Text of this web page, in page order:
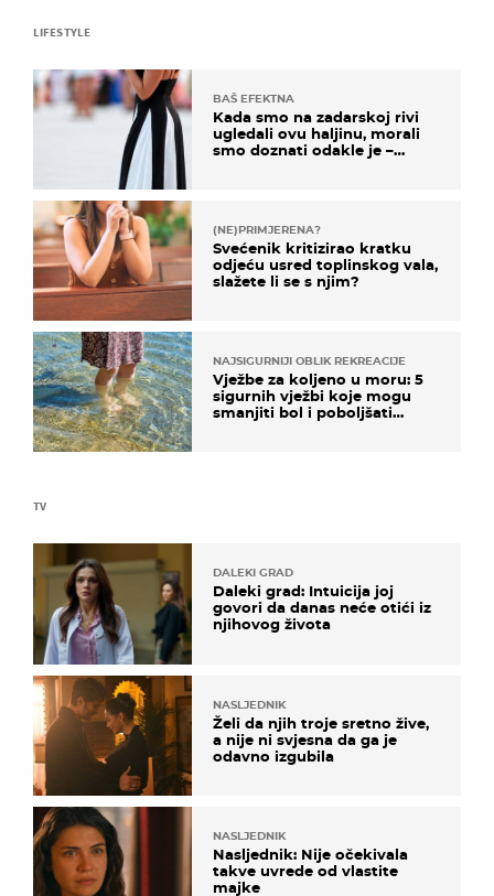
TV
DALEKI GRAD
Daleki grad: Intuicija joj
govori da danas neće otići iz
njihovog života
NASLJEDNIK
Želi da njih troje sretno žive,
a nije ni svjesna da ga je
odavno izgubila
NASLJEDNIK
Nasljednik: Nije očekivala
takve uvrede od vlastite
majke
LIFESTYLE
BAŠ EFEKTNA
Kada smo na zadarskoj rivi
ugledali ovu haljinu, morali
smo doznati odakle je –
(NE)PRIMJERENA?
Svećenik kritizirao kratku
odjeću usred toplinskog vala,
slažete li se s njim?
NAJSIGURNIJI OBLIK REKREACIJE
Vježbe za koljeno u moru: 5
sigurnih vježbi koje mogu
smanjiti bol i poboljšati